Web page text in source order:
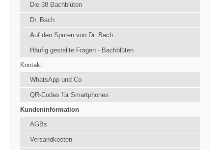
Die 38 Bachblüten
Dr. Bach
Auf den Spuren von Dr. Bach
Häufig gestellte Fragen - Bachblüten
Kontakt
WhatsApp und Co
QR-Codes für Smartphones
Kundeninformation
AGBs
Versandkosten